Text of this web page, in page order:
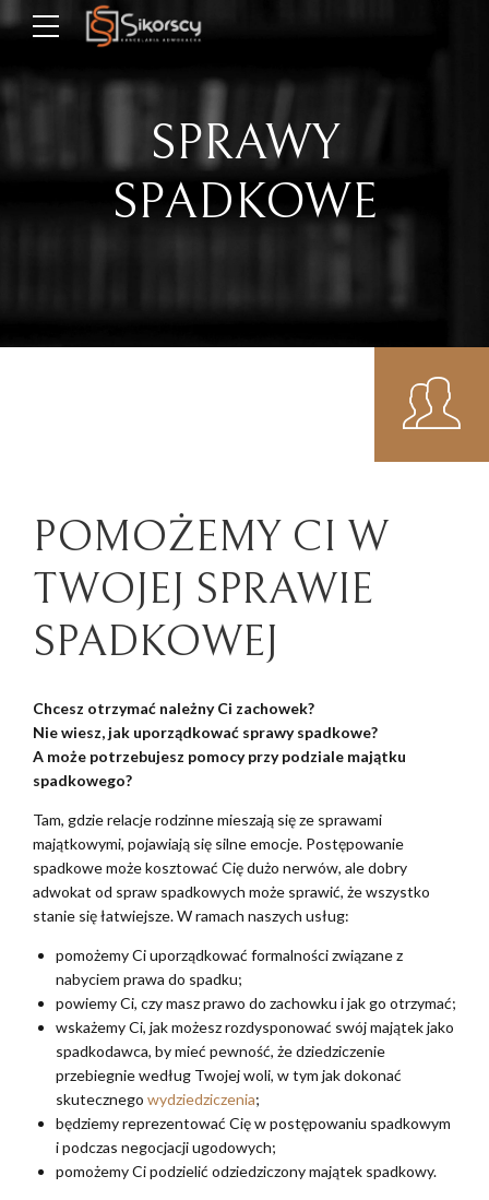
SPRAWY
SPADKOWE
POMOŻEMY CI W
TWOJEJ SPRAWIE
SPADKOWEJ
Chcesz otrzymać należny Ci zachowek?
Nie wiesz, jak uporządkować sprawy spadkowe?
A może potrzebujesz pomocy przy podziale majątku
spadkowego?
Tam, gdzie relacje rodzinne mieszają się ze sprawami
majątkowymi, pojawiają się silne emocje. Postępowanie
spadkowe może kosztować Cię dużo nerwów, ale dobry
adwokat od spraw spadkowych może sprawić, że wszystko
stanie się łatwiejsze. W ramach naszych usług:
pomożemy Ci uporządkować formalności związane z
nabyciem prawa do spadku;
powiemy Ci, czy masz prawo do zachowku i jak go otrzymać;
wskażemy Ci, jak możesz rozdysponować swój majątek jako
spadkodawca, by mieć pewność, że dziedziczenie
przebiegnie według Twojej woli, w tym jak dokonać
skutecznego wydziedziczenia;
będziemy reprezentować Cię w postępowaniu spadkowym
i podczas negocjacji ugodowych;
pomożemy Ci podzielić odziedziczony majątek spadkowy.